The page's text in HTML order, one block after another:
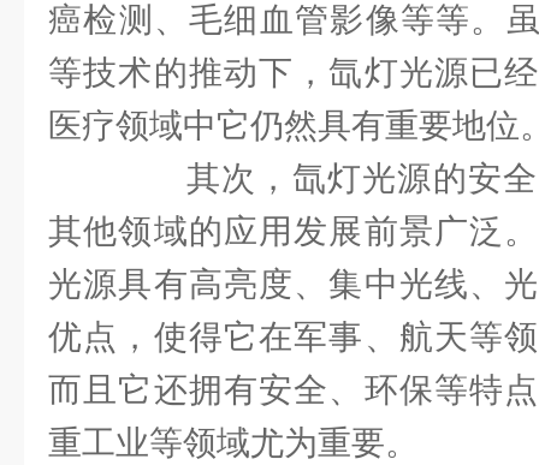
癌检测、毛细血管影像等等。
等技术的推动下，氙灯光源已
医疗领域中它仍然具有重要地位
其次，氙灯光源的安全
其他领域的应用发展前景广泛
光源具有高亮度、集中光线、
优点，使得它在军事、航天等
而且它还拥有安全、环保等特
重工业等领域尤为重要。